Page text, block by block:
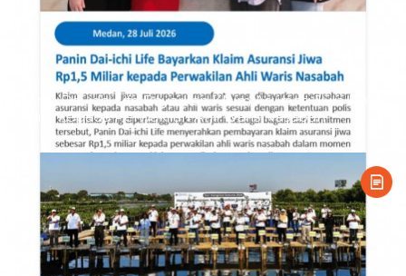
Panin Dai-ichi Life Bayarkan Klaim Asuransi Jiwa Rp1,5
Miliar kepada Perwakilan Ahli Waris Nasabah